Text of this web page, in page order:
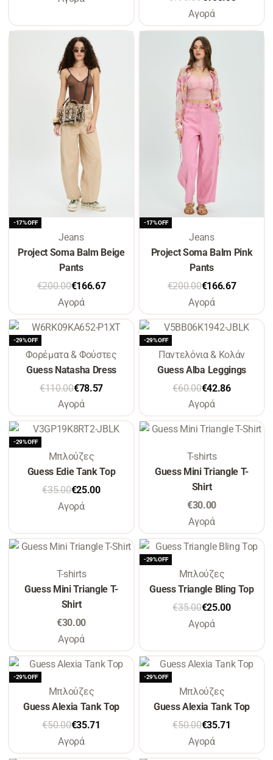
Αγορά
-17% OFF
Jeans
Project Soma Balm Beige
Pants
€200.00€166.67
Αγορά
-17% OFF
Jeans
Project Soma Balm Pink
Pants
€200.00€166.67
Αγορά
-29% OFF
Φορέματα & Φούστες
Guess Natasha Dress
€110.00€78.57
Αγορά
-29% OFF
Παντελόνια & Κολάν
Guess Alba Leggings
€60.00€42.86
Αγορά
-29% OFF
Μπλούζες
Guess Edie Tank Top
€35.00€25.00
Αγορά
T-shirts
Guess Mini Triangle T-
Shirt
€30.00
Αγορά
T-shirts
Guess Mini Triangle T-
Shirt
€30.00
Αγορά
-29% OFF
Μπλούζες
Guess Triangle Bling Top
€35.00€25.00
Αγορά
-29% OFF
Μπλούζες
Guess Alexia Tank Top
€50.00€35.71
Αγορά
-29% OFF
Μπλούζες
Guess Alexia Tank Top
€50.00€35.71
Αγορά